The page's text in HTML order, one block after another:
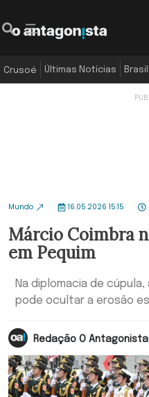
Crusoé Últimas Notícias Brasil
Mundo 16.05.2026 15:15
Márcio Coimbra
em Pequim
Na diplomacia de
pode ocultar a erosão
Redação O Antagonista